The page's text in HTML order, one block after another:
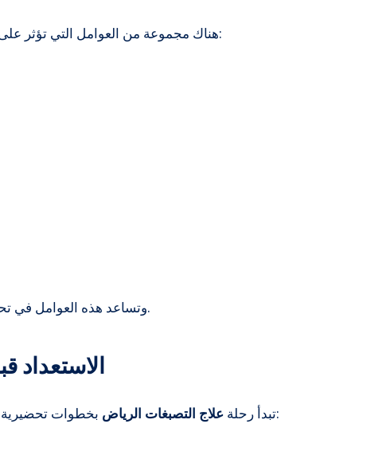
هناك مجموعة من العوامل التي تؤثر على، ومن أبرزها:
وتساعد هذه العوامل في تحديد سرعة التحسن ووضوح النتائج النهائية.
الاستعداد
تبدأ رحلة علاج التصبغات الرياض بخطوات تحضيرية مهمة تساعد على تحسين النتائج، وتشمل: